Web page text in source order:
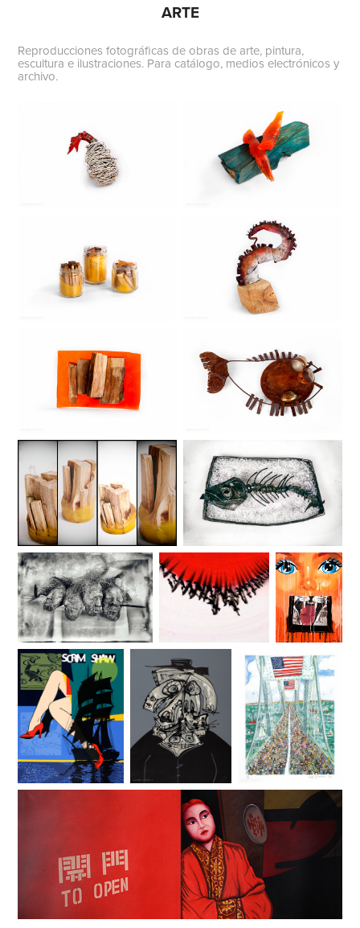
ARTE
Reproducciones fotográficas de obras de arte, pintura,
escultura e ilustraciones. Para catálogo, medios electrónicos y
archivo.